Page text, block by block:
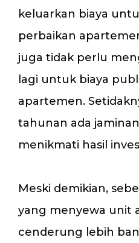
keluarkan biaya
perbaikan
juga tidak perlu
lagi untuk biaya
apartemen.
tahunan ada
menikmati hasil
Meski demikian,
yang menyewa unit
cenderung lebih